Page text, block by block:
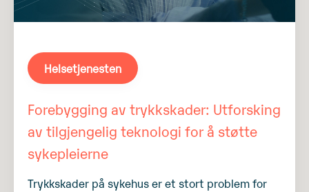
Helsetjenesten
Forebygging av trykkskader: Utforsking
av tilgjengelig teknologi for å støtte
sykepleierne
Trykkskader på sykehus er et stort problem for